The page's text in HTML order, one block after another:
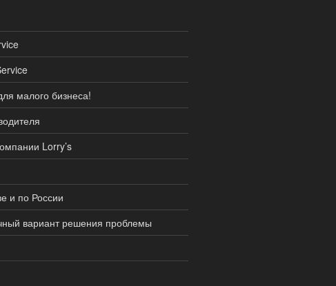
малого бизнеса!
Lorry’s
и по России
вариант решения проблемы